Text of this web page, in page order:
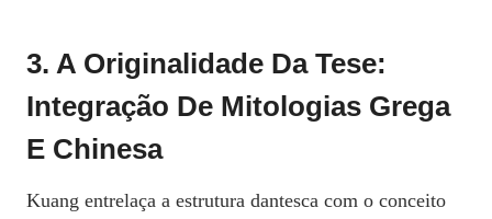
3. A Originalidade Da Tese:
Integração De Mitologias Grega
E Chinesa
Kuang entrelaça a estrutura dantesca com o conceito